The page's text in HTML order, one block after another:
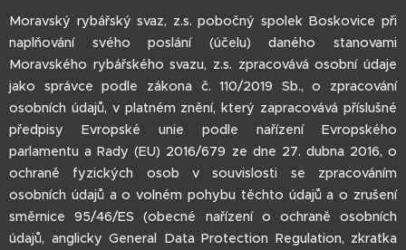
Moravský rybářský svaz, z.s. pobočný spolek Boskovice při
naplňování svého poslání (účelu) daného stanovami
Moravského rybářského svazu, z.s. zpracovává osobní údaje
jako správce podle zákona č. 110/2019 Sb., o zpracování
osobních údajů, v platném znění, který zapracovává příslušné
předpisy Evropské unie podle nařízení Evropského
parlamentu a Rady (EU) 2016/679 ze dne 27. dubna 2016, o
ochraně fyzických osob v souvislosti se zpracováním
osobních údajů a o volném pohybu těchto údajů a o zrušení
směrnice 95/46/ES (obecné nařízení o ochraně osobních
údajů, anglicky General Data Protection Regulation, zkratka